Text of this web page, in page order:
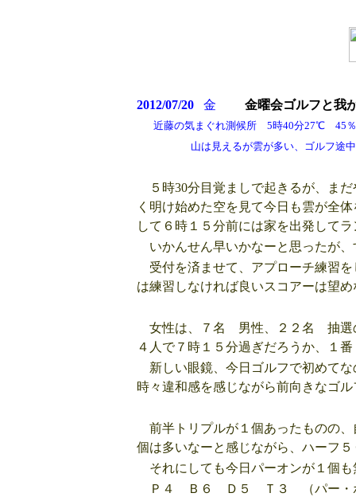
2012/07/20 金 金曜会ゴルフと我
近藤の気まぐれ測候所 5時40分27℃
山は見えるが雲が多い、ゴルフ途中太
５時30分目覚ましで起きるが、ま
く明け始めた空を見て今日も雲が全
して６時１５分前には家を出発して
いかんせん早いかなーと思ったが
受付を済ませて、アプローチ練習
は練習しなければ良いスコアーは望
女性は、７名 男性、２２名 抽選
４人で７時１５分過ぎだろうか、１
新しい眼鏡、今日ゴルフで初めて
時々違和感を感じながら前向きなゴ
前半トリプルが１個あったものの
個は多いなーと感じながら、ハーフ
それにしても今日パーオンが１個
Ｐ４ Ｂ６ Ｄ５ Ｔ３ （パー・ボ